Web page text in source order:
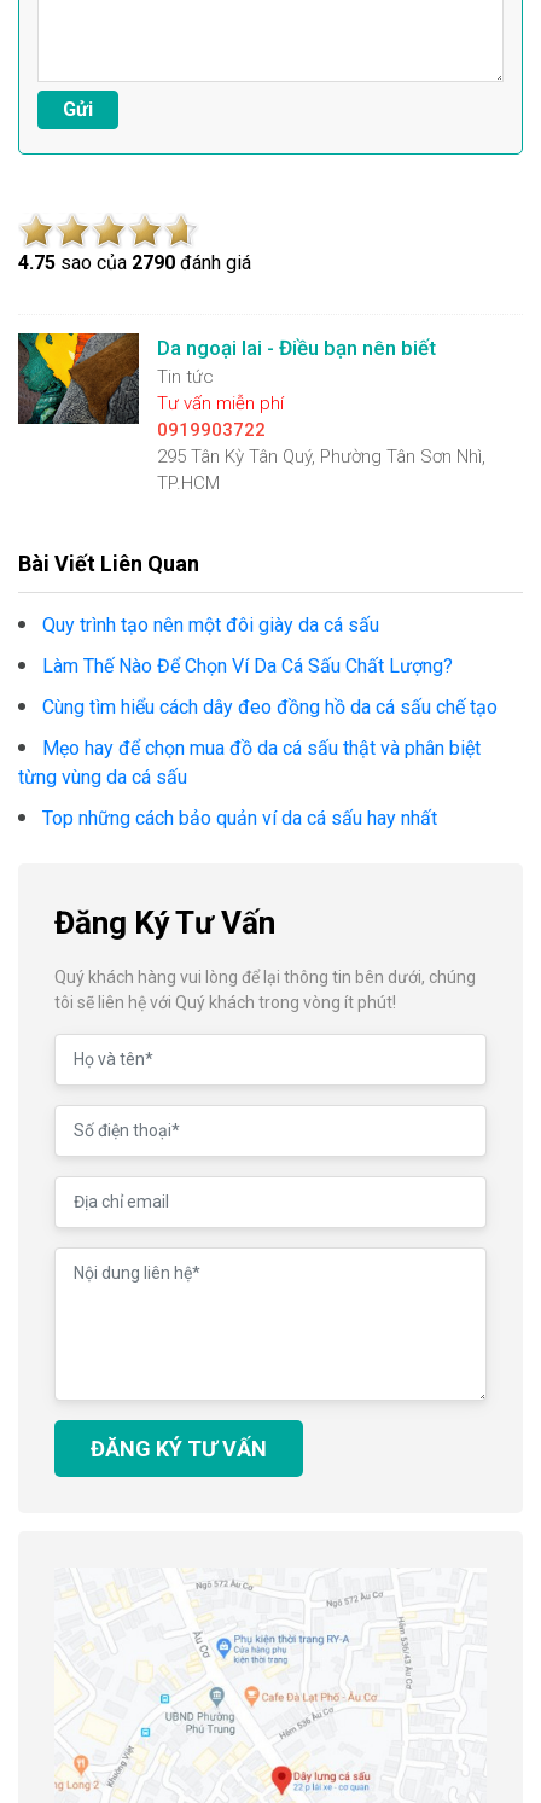
4.75 sao của 2790 đánh giá
Da ngoại lai - Điều bạn nên biết
Tin tức
Tư vấn miễn phí
0919903722
295 Tân Kỳ Tân Quý, Phường Tân Sơn Nhì,
TP.HCM
Bài Viết Liên Quan
Quy trình tạo nên một đôi giày da cá sấu
Làm Thế Nào Để Chọn Ví Da Cá Sấu Chất Lượng?
Cùng tìm hiểu cách dây đeo đồng hồ da cá sấu chế tạo
Mẹo hay để chọn mua đồ da cá sấu thật và phân biệt
từng vùng da cá sấu
Top những cách bảo quản ví da cá sấu hay nhất
Đăng Ký Tư Vấn
Quý khách hàng vui lòng để lại thông tin bên dưới, chúng
tôi sẽ liên hệ với Quý khách trong vòng ít phút!
ĐĂNG KÝ TƯ VẤN